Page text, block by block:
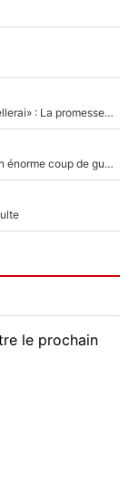
Mercato - OM - «Dès que je prends un club, je t’appellerai» : La promesse de Marcelino au moment de claquer la porte
Victime de racisme contre Murray, Kyrgios pousse un énorme coup de gueule !
le prochain